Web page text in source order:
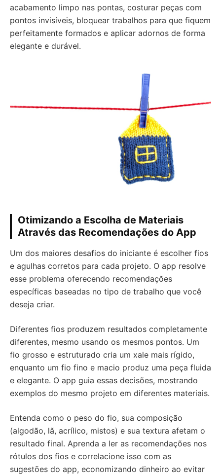
acabamento limpo nas pontas, costurar peças com
pontos invisíveis, bloquear trabalhos para que fiquem
perfeitamente formados e aplicar adornos de forma
elegante e durável.
Otimizando a Escolha de Materiais
Através das Recomendações do App
Um dos maiores desafios do iniciante é escolher fios
e agulhas corretos para cada projeto. O app resolve
esse problema oferecendo recomendações
específicas baseadas no tipo de trabalho que você
deseja criar.
Diferentes fios produzem resultados completamente
diferentes, mesmo usando os mesmos pontos. Um
fio grosso e estruturado cria um xale mais rígido,
enquanto um fio fino e macio produz uma peça fluida
e elegante. O app guia essas decisões, mostrando
exemplos do mesmo projeto em diferentes materiais.
Entenda como o peso do fio, sua composição
(algodão, lã, acrílico, mistos) e sua textura afetam o
resultado final. Aprenda a ler as recomendações nos
rótulos dos fios e correlacione isso com as
sugestões do app, economizando dinheiro ao evitar